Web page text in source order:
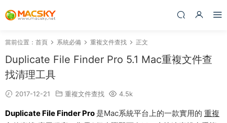
當前位置： 首頁 系統必備 重複文件查找 正文
Duplicate File Finder Pro 5.1 Mac重複文件查
找清理工具
2017-12-21 重複文件查找 4.5k
Duplicate File Finder Pro 是Mac系統平台上的一款實用的 重複